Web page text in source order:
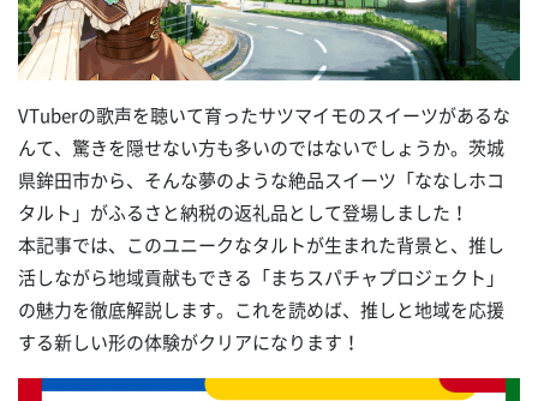
VTuberの歌声を聴いて育ったサツマイモのスイーツがあるな
んて、驚きを隠せない方も多いのではないでしょうか。茨城
県鉾田市から、そんな夢のような絶品スイーツ「ななしホコ
タルト」がふるさと納税の返礼品として登場しました！
本記事では、このユニークなタルトが生まれた背景と、推し
活しながら地域貢献もできる「まちスパチャプロジェクト」
の魅力を徹底解説します。これを読めば、推しと地域を応援
する新しい形の体験がクリアになります！